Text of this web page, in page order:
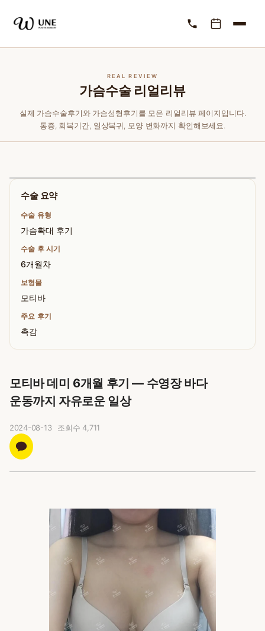
REAL REVIEW
가슴수술 리얼리뷰
실제 가슴수술후기와 가슴성형후기를 모은 리얼리뷰 페이지입니다.
통증, 회복기간, 일상복귀, 모양 변화까지 확인해보세요.
수술 요약
수술 유형
가슴확대 후기
수술 후 시기
6개월차
보형물
모티바
주요 후기
촉감
모티바 데미 6개월 후기 — 수영장 바다
운동까지 자유로운 일상
2024-08-13 조회수4,711